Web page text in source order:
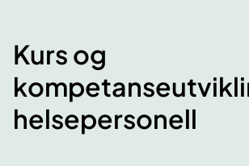
Kurs og
helsepersonell